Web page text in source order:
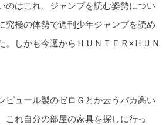
のはこれ、ジャンプを読む姿勢につい
究極の体勢で週刊少年ジャンプを読め
。しかも今週からＨＵＮＴＥＲ×ＨＵＮ
ピュール製のゼロＧとか云うバカ高い
これ自分の部屋の家具を探しに行っ